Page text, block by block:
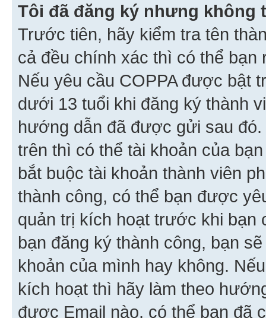
Tôi đã đăng ký nhưng không
Trước tiên, hãy kiểm tra tên
cả đều chính xác thì có thể
Nếu yêu cầu COPPA được bật
dưới 13 tuổi khi đăng ký thành
hướng dẫn đã được gửi sau
trên thì có thể tài khoản của
bắt buộc tài khoản thành viên
thành công, có thể bạn được
quản trị kích hoạt trước khi bạn
bạn đăng ký thành công, bạn
khoản của mình hay không.
kích hoạt thì hãy làm theo
được Email nào, có thể bạn đã